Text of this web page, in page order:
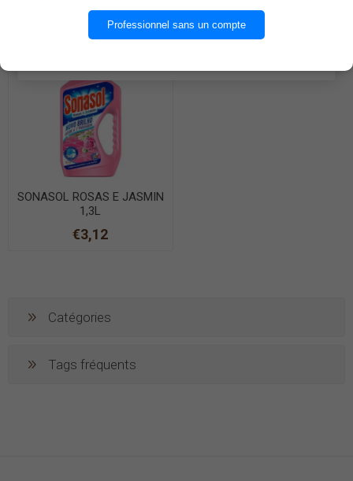
€3,81 €3,80
Produit en rupture
SONASOL ROSAS E JASMIN
1,3L
€3,12
Catégories
Tags fréquents
OK
Professionnel sans un compte